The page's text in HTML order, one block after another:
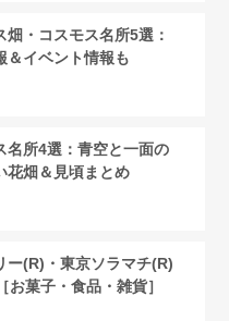
畑・コスモス名所5選：
＆イベント情報も
名所4選：青空と一面の
花畑＆見頃まとめ
ー(R)・東京ソラマチ(R)
お菓子・食品・雑貨］